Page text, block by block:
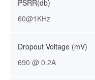
PSRR(db)
60@1KHz
Dropout Voltage (mV)
690 @ 0.2A